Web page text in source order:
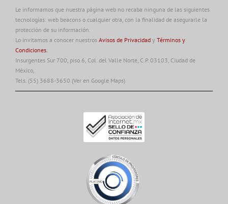
Le informamos que nuestra página web no recaba ninguna de las siguientes
tecnologías: web beacons o cualquier otra, con la finalidad de asegurarle la
protección de su información.
Lo invitamos a conocer nuestros Avisos de Privacidad y Términos y
Condiciones.
Insurgentes Sur 700, piso 6, Col. del Valle Norte, C.P. 03103, Ciudad de
México,
Tels. (55) 3688-3650 (Ver en Google Maps)